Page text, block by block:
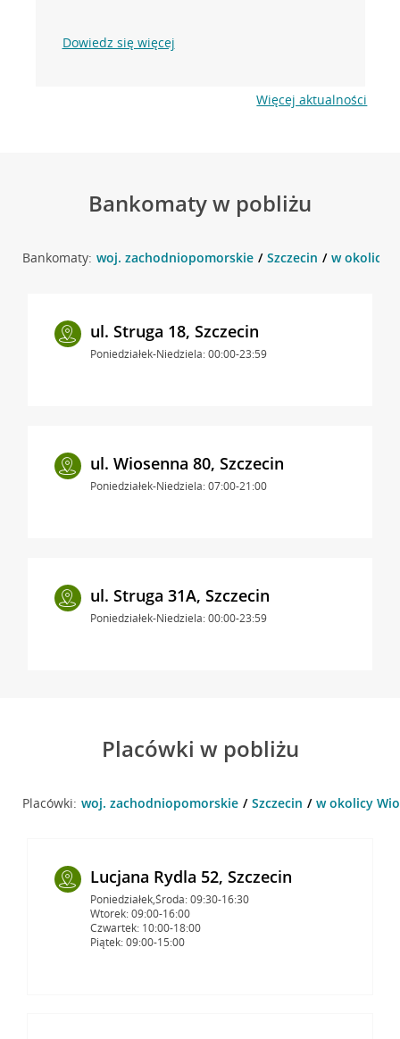
Dowiedz się więcej
Więcej aktualności
Bankomaty w pobliżu
Bankomaty: woj. zachodniopomorskie Szczecin w okolicy
ul. Struga 18, Szczecin
Poniedziałek-Niedziela: 00:00-23:59
ul. Wiosenna 80, Szczecin
Poniedziałek-Niedziela: 07:00-21:00
ul. Struga 31A, Szczecin
Poniedziałek-Niedziela: 00:00-23:59
Placówki w pobliżu
Placówki: woj. zachodniopomorskie Szczecin w okolicy
Lucjana Rydla 52, Szczecin
Poniedziałek,Środa: 09:30-16:30
Wtorek: 09:00-16:00
Czwartek: 10:00-18:00
Piątek: 09:00-15:00